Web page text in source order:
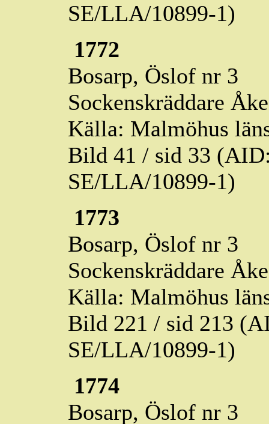
SE/LLA/10899-1)
1772
Bosarp, Öslof nr 3
Sockenskräddare
Källa: Malmöhus
Bild 41 / sid 33
SE/LLA/10899-1)
1773
Bosarp, Öslof nr 3
Sockenskräddare
Källa: Malmöhus
Bild 221 / sid 213
SE/LLA/10899-1)
1774
Bosarp, Öslof nr 3